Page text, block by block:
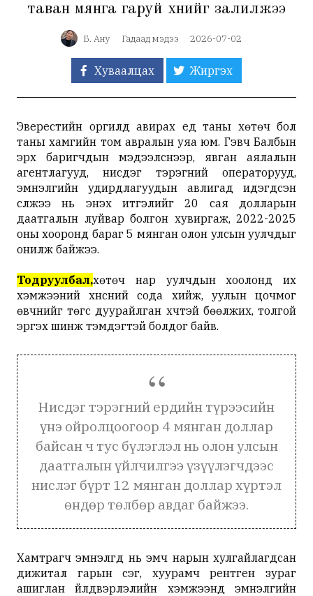
таван мянга гаруй хүнийг залилжээ
Б. Ану Гадаад мэдээ 2026-07-02
Хуваалцах Жиргэх
Эверестийн оргилд авирах үед таны хөтөч бол
таны хамгийн том авралын уяа юм. Гэвч Балбын
эрх баригчдын мэдээлснээр, явган аялалын
агентлагууд, нисдэг тэрэгний операторууд,
эмнэлгийн удирдлагуудын авлигад идэгдсэн
сүлжээ нь энэхүү итгэлийг 20 сая долларын
даатгалын луйвар болгон хувиргаж, 2022-2025
оны хооронд бараг 5 мянган олон улсын уулчдыг
онилж байжээ.
Тодруулбал,хөтөч нар уулчдын хоолонд их
хэмжээний хүнсний сода хийж, уулын цочмог
өвчнийг төгс дуурайлган хүчтэй бөөлжих, толгой
эргэх шинж тэмдэгтэй болдог байв.
Нисдэг тэрэгний ердийн түрээсийн
үнэ ойролцоогоор 4 мянган доллар
байсан ч тус бүлэглэл нь олон улсын
даатгалын үйлчилгээ үзүүлэгчдээс
нислэг бүрт 12 мянган доллар хүртэл
өндөр төлбөр авдаг байжээ.
Хамтрагч эмнэлгүүд нь эмч нарын хулгайлагдсан
дижитал гарын үсэг, хуурамч рентген зураг
ашиглан үйлдвэрлэлийн хэмжээнд эмнэлгийн